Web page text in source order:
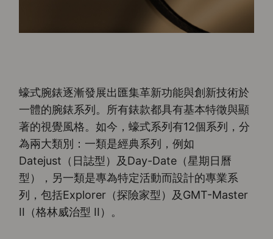
蠔式腕錶逐漸發展出匯集革新功能與創新技術於
一體的腕錶系列。所有錶款都具有基本特徵與顯
著的視覺風格。如今，蠔式系列有12個系列，分
為兩大類別：一類是經典系列，例如
Datejust（日誌型）及Day-Date（星期日曆
型），另一類是專為特定活動而設計的專業系
列，包括Explorer（探險家型）及GMT-Master
II（格林威治型 II）。